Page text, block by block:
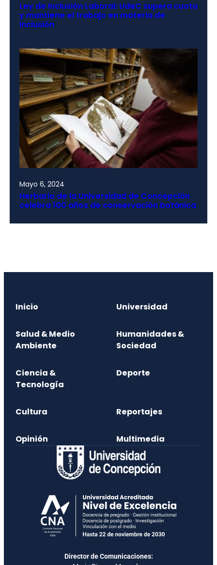
Ley de Inclusión Laboral: UdeC supera cuota
y mantiene el trabajo en materia de
inclusión
Mayo 6, 2024
Herbario de la Universidad de Concepción
celebra 100 años de conservación botánica
Inicio Universidad
Salud & Medio
Ambiente
Humanidades &
Sociedad
Ciencia &
Tecnología
Deporte
Cultura Reportajes
Opinión Multimedia
Director de Comunicaciones: